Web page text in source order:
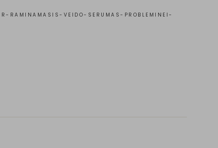
RAMINAMASIS-VEIDO-SERUMAS-PROBLEMINEI-